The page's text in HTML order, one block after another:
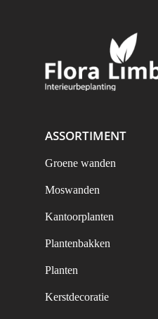
ASSORTIMENT
Groene wanden
Moswanden
Kantoorplanten
Plantenbakken
Planten
Kerstdecoratie